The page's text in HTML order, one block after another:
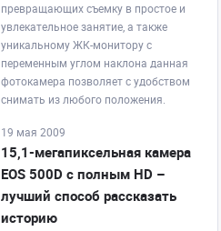
превращающих съемку в простое и
увлекательное занятие, а также
уникальному ЖК-монитору с
переменным углом наклона данная
фотокамера позволяет с удобством
снимать из любого положения.
19 мая 2009
15,1-мегапиксельная камера
EOS 500D с полным HD –
лучший способ рассказать
историю